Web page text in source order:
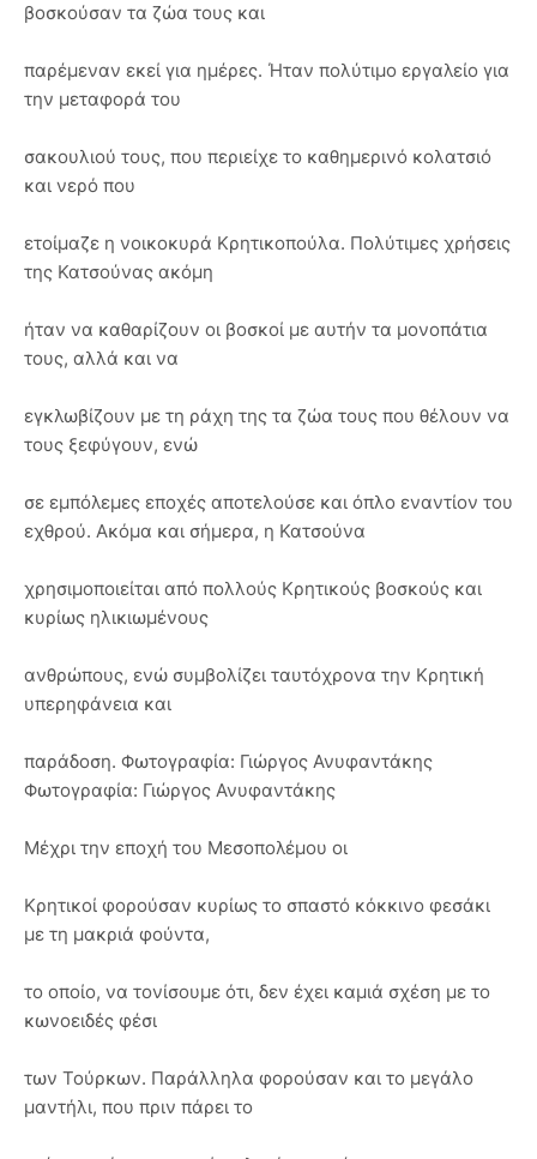
βοσκούσαν τα ζώα τους και
παρέμεναν εκεί για ημέρες. Ήταν πολύτιμο εργαλείο για
την μεταφορά του
σακουλιού τους, που περιείχε το καθημερινό κολατσιό
και νερό που
ετοίμαζε η νοικοκυρά Κρητικοπούλα. Πολύτιμες χρήσεις
της Κατσούνας ακόμη
ήταν να καθαρίζουν οι βοσκοί με αυτήν τα μονοπάτια
τους, αλλά και να
εγκλωβίζουν με τη ράχη της τα ζώα τους που θέλουν να
τους ξεφύγουν, ενώ
σε εμπόλεμες εποχές αποτελούσε και όπλο εναντίον του
εχθρού. Ακόμα και σήμερα, η Κατσούνα
χρησιμοποιείται από πολλούς Κρητικούς βοσκούς και
κυρίως ηλικιωμένους
ανθρώπους, ενώ συμβολίζει ταυτόχρονα την Κρητική
υπερηφάνεια και
παράδοση. Φωτογραφία: Γιώργος Ανυφαντάκης
Φωτογραφία: Γιώργος Ανυφαντάκης
Μέχρι την εποχή του Μεσοπολέμου οι
Κρητικοί φορούσαν κυρίως το σπαστό κόκκινο φεσάκι
με τη μακριά φούντα,
το οποίο, να τονίσουμε ότι, δεν έχει καμιά σχέση με το
κωνοειδές φέσι
των Τούρκων. Παράλληλα φορούσαν και το μεγάλο
μαντήλι, που πριν πάρει το